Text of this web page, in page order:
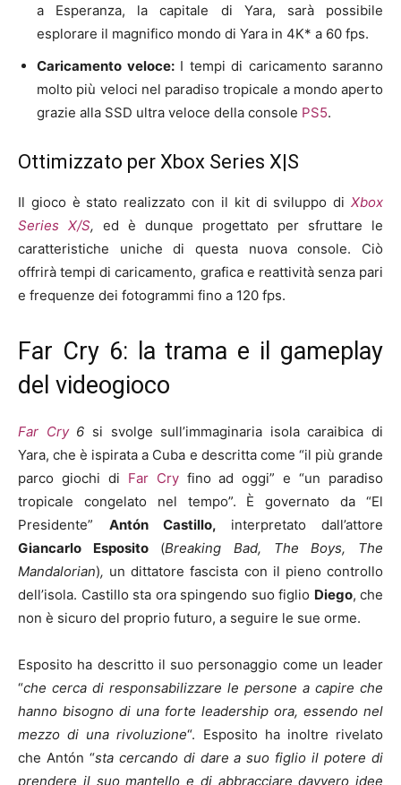
a Esperanza, la capitale di Yara, sarà possibile
esplorare il magnifico mondo di Yara in 4K* a 60 fps.
Caricamento veloce:I tempi di caricamento saranno
molto più veloci nel paradiso tropicale a mondo aperto
grazie alla SSD ultra veloce della console PS5.
Ottimizzato per Xbox Series X|S
Il gioco è stato realizzato con il kit di sviluppo di Xbox
Series X/S, ed è dunque progettato per sfruttare le
caratteristiche uniche di questa nuova console. Ciò
offrirà tempi di caricamento, grafica e reattività senza pari
e frequenze dei fotogrammi fino a 120 fps.
Far Cry 6: la trama e il gameplay
del videogioco
Far Cry6 si svolge sull’immaginaria isola caraibica di
Yara, che è ispirata a Cuba e descritta come “il più grande
parco giochi di Far Cryfino ad oggi” e “un paradiso
tropicale congelato nel tempo”. È governato da “El
Presidente” Antón Castillo, interpretato dall’attore
Giancarlo Esposito(Breaking Bad, The Boys, The
Mandalorian), un dittatore fascista con il pieno controllo
dell’isola. Castillo sta ora spingendo suo figlio Diego, che
non è sicuro del proprio futuro, a seguire le sue orme.
Esposito ha descritto il suo personaggio come un leader
“che cerca di responsabilizzare le persone a capire che
hanno bisogno di una forte leadership ora, essendo nel
mezzo di una rivoluzione“. Esposito ha inoltre rivelato
che Antón “sta cercando di dare a suo figlio il potere di
prendere il suo mantello e di abbracciare davvero idee